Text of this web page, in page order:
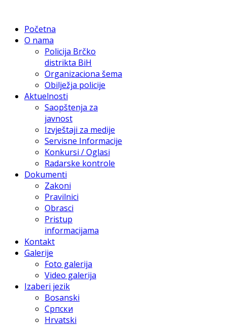
Početna
O nama
Policija Brčko
distrikta BiH
Organizaciona šema
Obilježja policije
Aktuelnosti
Saopštenja za
javnost
Izvještaji za medije
Servisne Informacije
Konkursi / Oglasi
Radarske kontrole
Dokumenti
Zakoni
Pravilnici
Obrasci
Pristup
informacijama
Kontakt
Galerije
Foto galerija
Video galerija
Izaberi jezik
Bosanski
Српски
Hrvatski